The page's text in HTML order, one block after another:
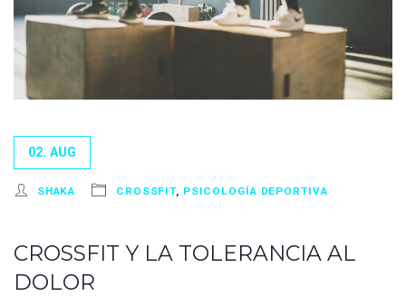
02. AUG
SHAKA CROSSFIT, PSICOLOGÍA DEPORTIVA
CROSSFIT Y LA TOLERANCIA AL
DOLOR